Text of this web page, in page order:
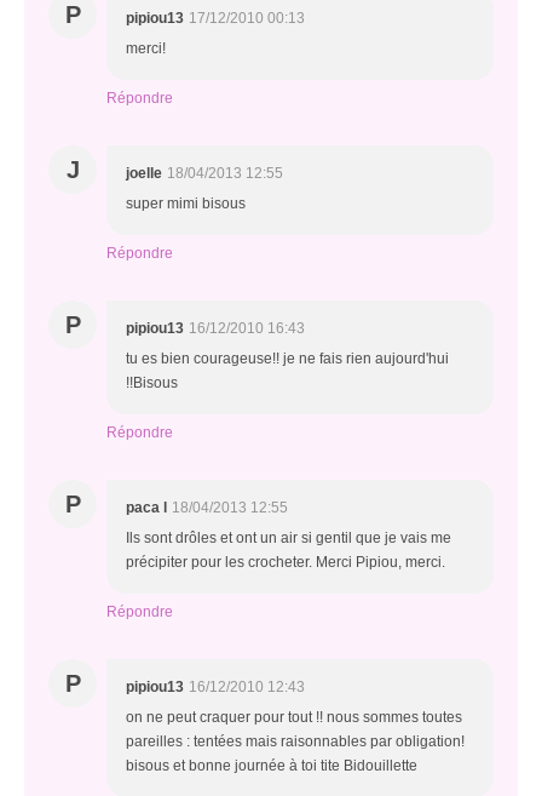
P pipiou13 17/12/2010 00:13
merci!
Répondre
J joelle 18/04/2013 12:55
super mimi bisous
Répondre
P pipiou13 16/12/2010 16:43
tu es bien courageuse!! je ne fais rien aujourd'hui
!!Bisous
Répondre
P paca l
18/04/2013 12:55
Ils sont drôles et ont un air si gentil que je vais me
précipiter pour les crocheter. Merci Pipiou, merci.
Répondre
P pipiou13 16/12/2010 12:43
on ne peut craquer pour tout !! nous sommes toutes
pareilles : tentées mais raisonnables par obligation!
bisous et bonne journée à toi tite Bidouillette